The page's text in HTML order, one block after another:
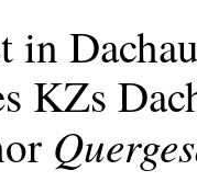
KZs